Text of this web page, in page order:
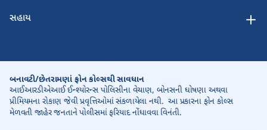
સહાય
બનાવટી/છેતરામણાં ફોન કોલ્સથી સાવધાન
આઈઆરડીએઆઈ ઈન્શ્યોરન્સ પોલિસીના વેચાણ, બોનસની ઘોષણા અથવા
પ્રીમિયમના રોકાણ જેવી પ્રવૃત્તિઓમાં સંકળાયેલા નથી. આ પ્રકારના ફોન કોલ્સ
મેળવતી જાહેર જનતાને પોલીસમાં ફરિયાદ નોંધાવવા વિનંતી.